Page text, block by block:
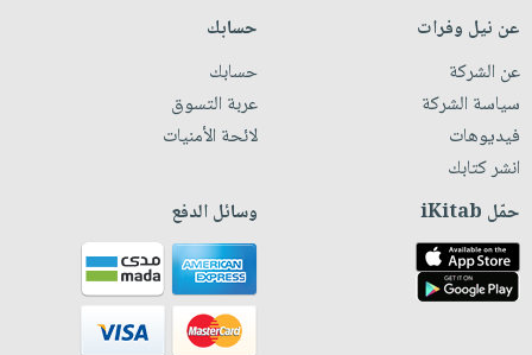
عن نيل وفرات
عن الشركة
سياسة الشركة
فيديوهات
انشر كتابك
حسابك
حسابك
عربة التسوق
لائحة الأمنيات
حمّل iKitab وسائل الدفع